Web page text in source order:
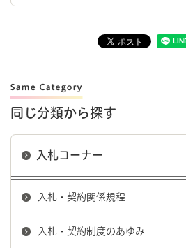
同じ分類から探す
入札コーナー
入札・契約関係規程
入札・契約制度のあゆみ